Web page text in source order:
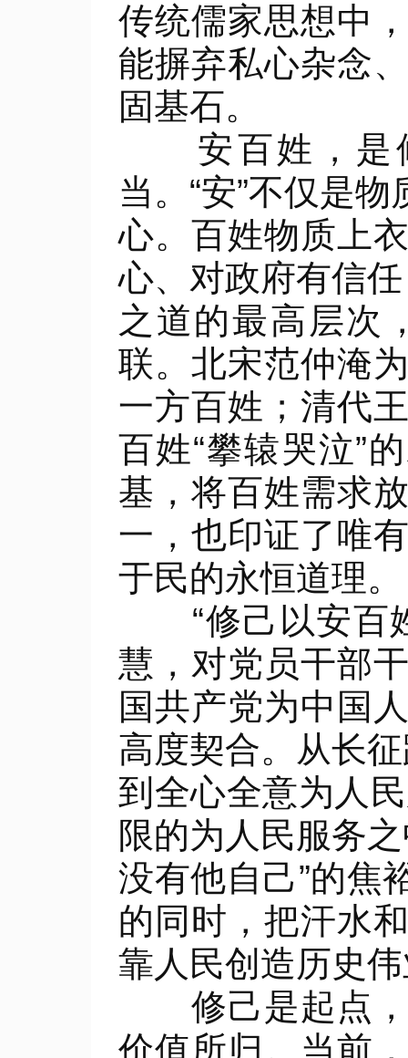
传统儒家思想中
能摒弃私心杂念
固基石。
安百姓，是修
当。“安”不仅是
心。百姓物质上
心、对政府有信
之道的最高层次
联。北宋范仲淹
一方百姓；清代
百姓“攀辕哭泣”
基，将百姓需求
一，也印证了唯
于民的永恒道理。
“修己以安百姓
慧，对党员干部
国共产党为中国
高度契合。从长
到全心全意为人
限的为人民服务
没有他自己”的
的同时，把汗水
靠人民创造历史
修己是起点，
价值所归。当前